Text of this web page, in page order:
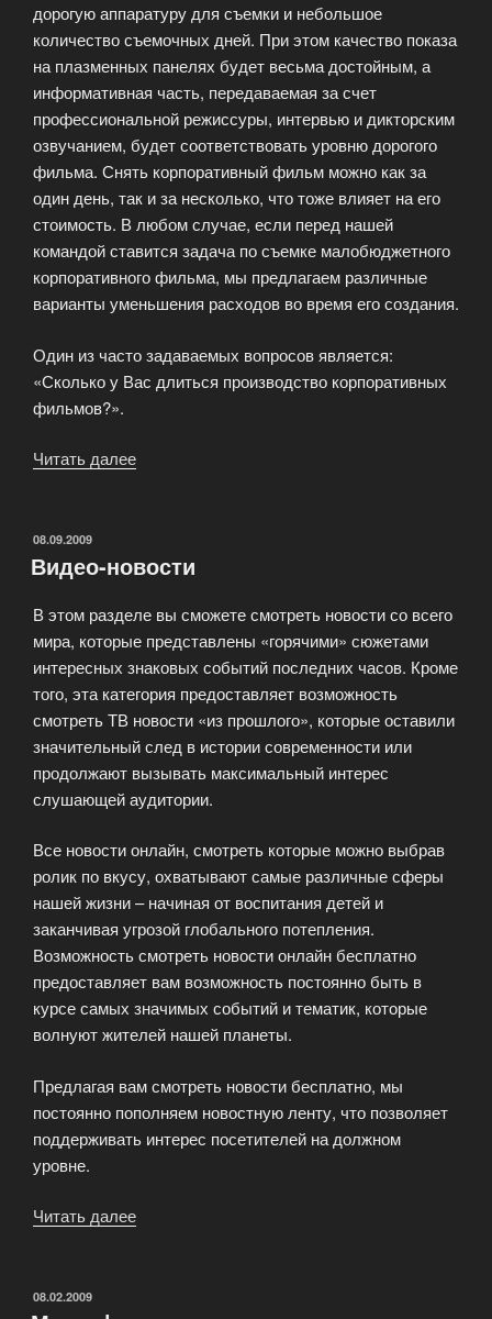
дорогую аппаратуру для съемки и небольшое
количество съемочных дней. При этом качество показа
на плазменных панелях будет весьма достойным, а
информативная часть, передаваемая за счет
профессиональной режиссуры, интервью и дикторским
озвучанием, будет соответствовать уровню дорогого
фильма. Снять корпоративный фильм можно как за
один день, так и за несколько, что тоже влияет на его
стоимость. В любом случае, если перед нашей
командой ставится задача по съемке малобюджетного
корпоративного фильма, мы предлагаем различные
варианты уменьшения расходов во время его создания.
Один из часто задаваемых вопросов является:
«Сколько у Вас длиться производство корпоративных
фильмов?».
Читать далее
ОПУБЛИКОВАНО
08.09.2009
Видео-новости
В этом разделе вы сможете смотреть новости со всего
мира, которые представлены «горячими» сюжетами
интересных знаковых событий последних часов. Кроме
того, эта категория предоставляет возможность
смотреть ТВ новости «из прошлого», которые оставили
значительный след в истории современности или
продолжают вызывать максимальный интерес
слушающей аудитории.
Все новости онлайн, смотреть которые можно выбрав
ролик по вкусу, охватывают самые различные сферы
нашей жизни – начиная от воспитания детей и
заканчивая угрозой глобального потепления.
Возможность смотреть новости онлайн бесплатно
предоставляет вам возможность постоянно быть в
курсе самых значимых событий и тематик, которые
волнуют жителей нашей планеты.
Предлагая вам смотреть новости бесплатно, мы
постоянно пополняем новостную ленту, что позволяет
поддерживать интерес посетителей на должном
уровне.
Читать далее
ОПУБЛИКОВАНО
08.02.2009